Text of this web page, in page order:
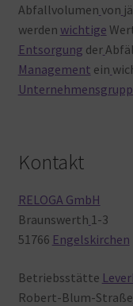
Abfallvolumen von
werden wichtige
Entsorgung der
Management ein
Kontakt
RELOGA GmbH
Braunswerth 1-3
51766 Engelskirchen
Betriebsstätte
Robert-Blum-Straße